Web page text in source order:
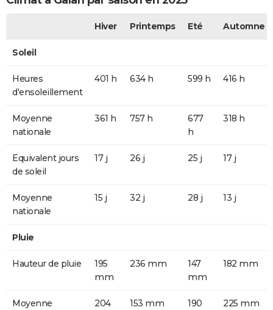
Hiver Printemps Eté Automne
Soleil
Heures
d'ensoleillement
401 h 634 h 599 h 416 h
Moyenne
nationale
361 h 757 h
677
h
318 h
Equivalent jours
de soleil
17 j 26 j 25 j 17 j
Moyenne
nationale
15 j 32 j 28 j 13 j
Pluie
Hauteur de pluie
195
mm
236 mm
147
mm
182 mm
Moyenne
204
153 mm
190
225 mm